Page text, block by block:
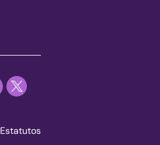
Estatutos